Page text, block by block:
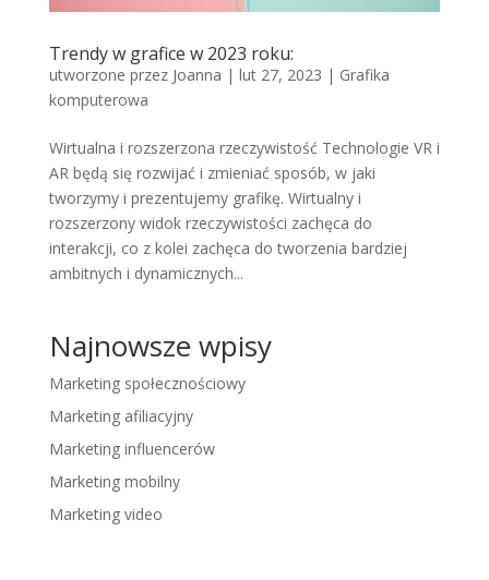
Trendy w grafice w 2023 roku:
utworzone przez Joanna | lut 27, 2023 | Grafika
komputerowa
Wirtualna i rozszerzona rzeczywistość Technologie VR i
AR będą się rozwijać i zmieniać sposób, w jaki
tworzymy i prezentujemy grafikę. Wirtualny i
rozszerzony widok rzeczywistości zachęca do
interakcji, co z kolei zachęca do tworzenia bardziej
ambitnych i dynamicznych...
Najnowsze wpisy
Marketing społecznościowy
Marketing afiliacyjny
Marketing influencerów
Marketing mobilny
Marketing video